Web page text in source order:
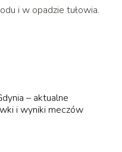
i w opadzie tułowia.
– aktualne
i wyniki meczów